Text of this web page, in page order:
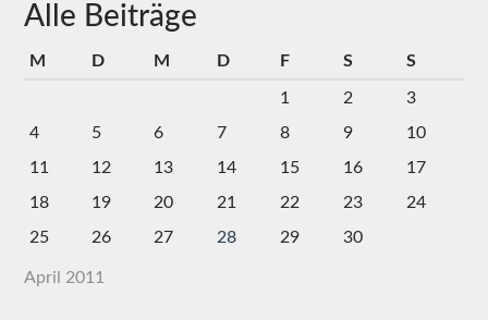
Alle Beiträge
April 2011
M D M D F S S
1 2
3
4
5 6 7 8 9
10
11
12 13 14 15 16
17
18
19 20 21 22 23
24
25
26 27 28 29 30